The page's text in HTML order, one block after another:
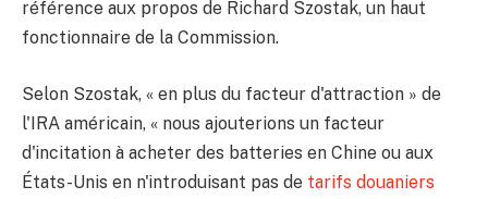
référence aux propos de Richard Szostak, un haut
fonctionnaire de la Commission.
Selon Szostak, « en plus du facteur d'attraction » de
l'IRA américain, « nous ajouterions un facteur
d'incitation à acheter des batteries en Chine ou aux
États-Unis en n'introduisant pas de tarifs douaniers